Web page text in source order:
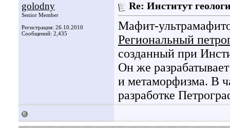
golodny
Senior Member
Регистрация: 26.10.2010
Сообщений: 2,435
Re: Институт
Мафит-
Региональный
созданный при
Он же
и метаморфизма. В
разработке